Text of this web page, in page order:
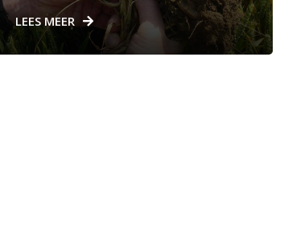
LEES MEER